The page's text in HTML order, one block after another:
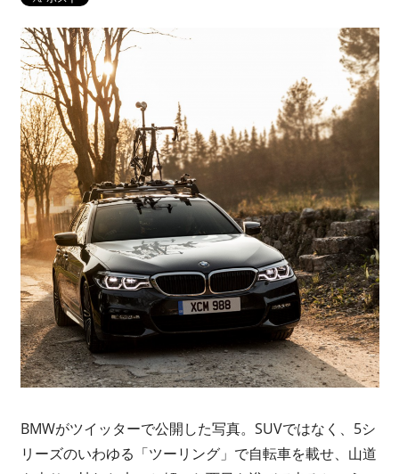
BMWがツイッターで公開した写真。SUVではなく、5シ
リーズのいわゆる「ツーリング」で自転車を載せ、山道